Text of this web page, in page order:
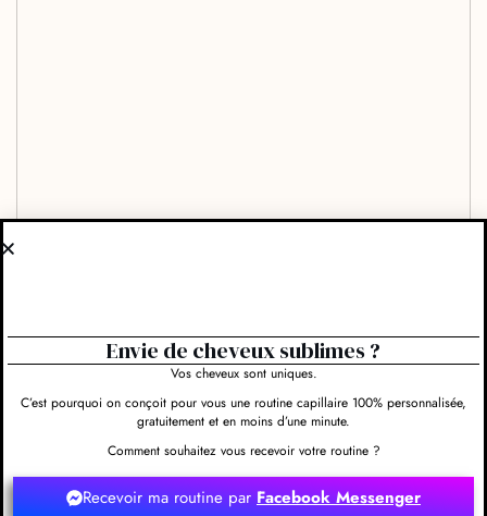
Envie de cheveux sublimes ?
Vos cheveux sont uniques.
C’est pourquoi on conçoit pour vous une routine capillaire 100% personnalisée,
gratuitement et en moins d’une minute.
Comment souhaitez vous recevoir votre routine ?
Recevoir ma routine parFacebook Messenger